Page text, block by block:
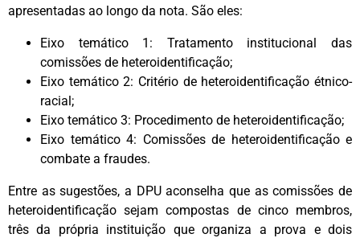
apresentadas ao longo da nota. São eles:
Eixo temático 1: Tratamento institucional das
comissões de heteroidentificação;
Eixo temático 2: Critério de heteroidentificação étnico-
racial;
Eixo temático 3: Procedimento de heteroidentificação;
Eixo temático 4: Comissões de heteroidentificação e
combate a fraudes.
Entre as sugestões, a DPU aconselha que as comissões de
heteroidentificação sejam compostas de cinco membros,
três da própria instituição que organiza a prova e dois